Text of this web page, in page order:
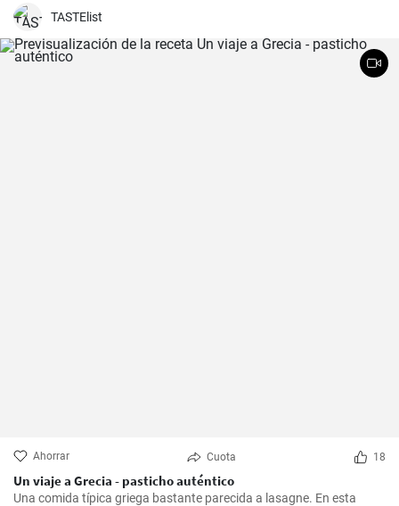
TASTElist
Ahorrar Cuota 18
Un viaje a Grecia - pasticho auténtico
Una comida típica griega bastante parecida a lasagne. En esta